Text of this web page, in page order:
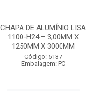
CHAPA DE ALUMÍNIO LISA
1100-H24 – 3,00MM X
1250MM X 3000MM
Código: 5137
Embalagem: PC